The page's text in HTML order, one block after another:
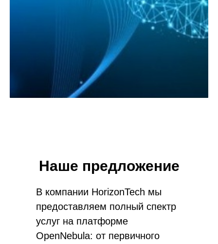
Наше предложение
В компании HorizonTech мы
предоставляем полный спектр
услуг на платформе
OpenNebula: от первичного